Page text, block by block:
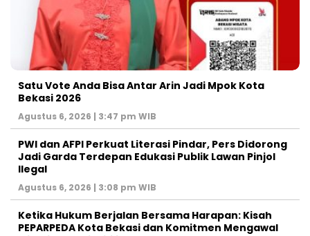
Satu Vote Anda Bisa Antar Arin Jadi Mpok Kota
Bekasi 2026
Agustus 6, 2026 | 3:47 pm WIB
PWI dan AFPI Perkuat Literasi Pindar, Pers Didorong
Jadi Garda Terdepan Edukasi Publik Lawan Pinjol
Ilegal
Agustus 6, 2026 | 3:08 pm WIB
Ketika Hukum Berjalan Bersama Harapan: Kisah
PEPARPEDA Kota Bekasi dan Komitmen Mengawal